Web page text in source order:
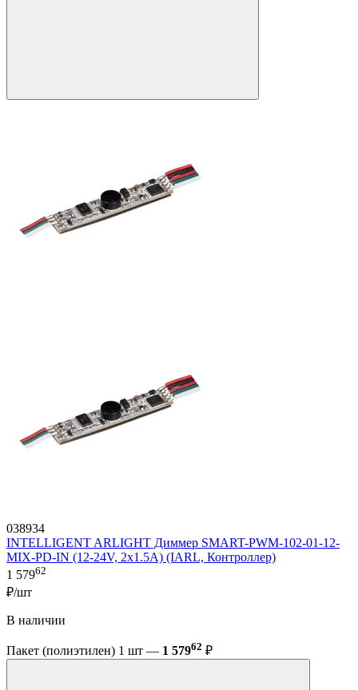
038934
INTELLIGENT ARLIGHT Диммер SMART-PWM-102-01-12-
MIX-PD-IN (12-24V, 2x1.5A) (IARL, Контроллер)
1 57962
₽/шт
В наличии
Пакет (полиэтилен) 1 шт — 1 57962 ₽